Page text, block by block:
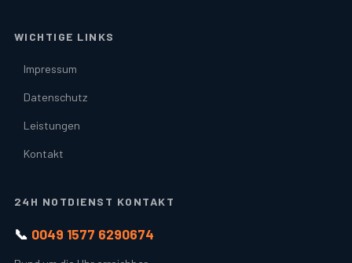
WICHTIGE LINKS
Impressum
Datenschutz
Leistungen
Kontakt
24H NOTDIENST KONTAKT
📞 0049 1577 6290674